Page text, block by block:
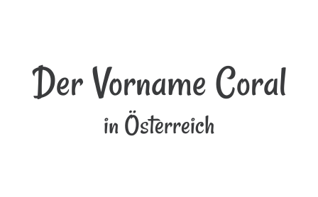
Der Vorname Coral
in Österreich